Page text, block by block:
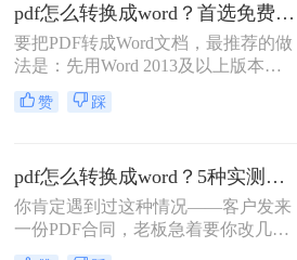
排版错乱、表格移位、字体变样等问
题的核心原则。
pdf怎么转换成word？首选免费工具，复杂文件再上专业软件！
要把PDF转成Word文档，最推荐的做
法是：先用Word 2013及以上版本直
接打开PDF（免费、无损）、再用
Google Drive在线转换（免费、云
底。
赞 踩
pdf怎么转换成word？5种实测方法，从免费到专业全攻略！
你肯定遇到过这种情况——客户发来
一份PDF合同，老板急着要你改几个
字；老师上传的PDF课件，你想复制